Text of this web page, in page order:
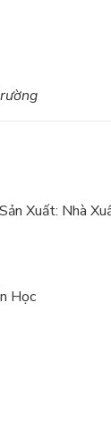
Xuất: Nhà
Học